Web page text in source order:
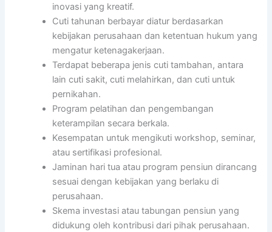
inovasi yang kreatif.
Cuti tahunan berbayar diatur berdasarkan
kebijakan perusahaan dan ketentuan hukum yang
mengatur ketenagakerjaan.
Terdapat beberapa jenis cuti tambahan, antara
lain cuti sakit, cuti melahirkan, dan cuti untuk
pernikahan.
Program pelatihan dan pengembangan
keterampilan secara berkala.
Kesempatan untuk mengikuti workshop, seminar,
atau sertifikasi profesional.
Jaminan hari tua atau program pensiun dirancang
sesuai dengan kebijakan yang berlaku di
perusahaan.
Skema investasi atau tabungan pensiun yang
didukung oleh kontribusi dari pihak perusahaan.